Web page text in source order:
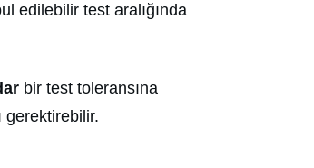
edilebilir test aralığında
bir test toleransına
gerektirebilir.